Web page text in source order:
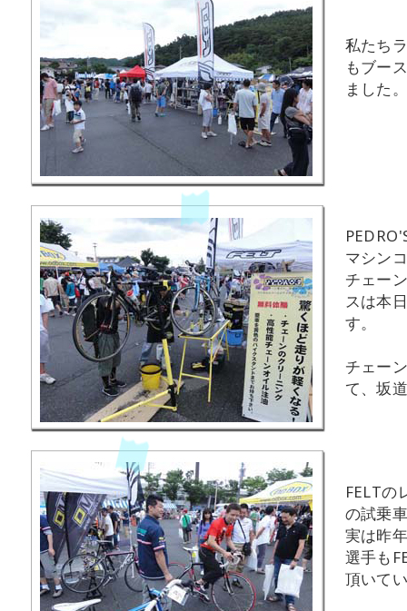
私たち
もブー
ました
マシン
チェー
スは本
す。
チェー
て、坂
FELTの
の試乗
実は昨
選手も
頂いて